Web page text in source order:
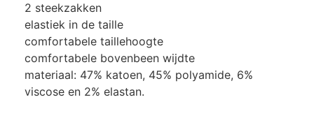
2 steekzakken
elastiek in de taille
comfortabele taillehoogte
comfortabele bovenbeen wijdte
materiaal: 47% katoen, 45% polyamide, 6%
viscose en 2% elastan.